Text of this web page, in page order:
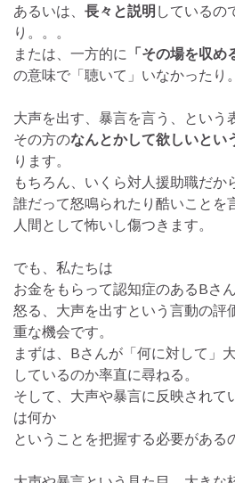
あるいは、 長々と説明 しているの
り。。。
または、一方的に 「その場を収
の意味で「聴いて」いなかったり
大声を出す、暴言を言う、という
その方のなんとかして欲しいとい
ります。
もちろん、いくら対人援助職だか
誰だって怒鳴られたり酷いことを
人間として怖いし傷つきます。
でも、私たちは
お金をもらって認知症のあるBさ
怒る、大声を出すという言動の評
重な機会です。
まずは、Bさんが「何に対して」
しているのか率直に尋ねる。
そして、大声や暴言に反映されて
は何か
ということを把握する必要がある